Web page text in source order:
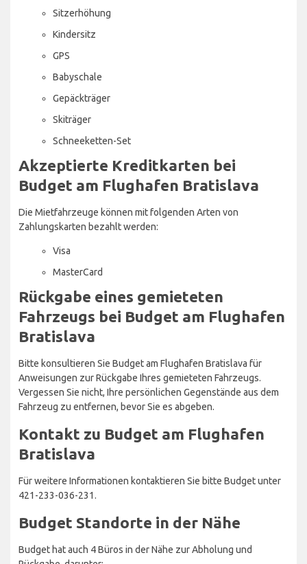
Sitzerhöhung
Kindersitz
GPS
Babyschale
Gepäckträger
Skiträger
Schneeketten-Set
Akzeptierte Kreditkarten bei
Budget am Flughafen Bratislava
Die Mietfahrzeuge können mit folgenden Arten von
Zahlungskarten bezahlt werden:
Visa
MasterCard
Rückgabe eines gemieteten
Fahrzeugs bei Budget am Flughafen
Bratislava
Bitte konsultieren Sie Budget am Flughafen Bratislava für
Anweisungen zur Rückgabe Ihres gemieteten Fahrzeugs.
Vergessen Sie nicht, Ihre persönlichen Gegenstände aus dem
Fahrzeug zu entfernen, bevor Sie es abgeben.
Kontakt zu Budget am Flughafen
Bratislava
Für weitere Informationen kontaktieren Sie bitte Budget unter
421-233-036-231.
Budget Standorte in der Nähe
Budget hat auch 4 Büros in der Nähe zur Abholung und